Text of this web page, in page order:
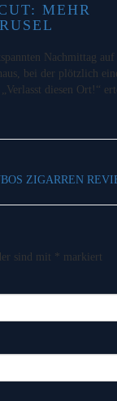
MEHR
Nachmittag auf
bei der plötzlich
diesen Ort!“
ZIGARREN
sind mit * markiert